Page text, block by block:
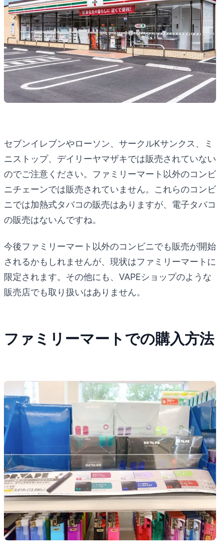
セブンイレブンやローソン、サークルKサンクス、ミ
ニストップ、デイリーヤマザキでは販売されていない
のでご注意ください。ファミリーマート以外のコンビ
ニチェーンでは販売されていません。これらのコンビ
ニでは加熱式タバコの販売はありますが、電子タバコ
の販売はないんですね。
今後ファミリーマート以外のコンビニでも販売が開始
されるかもしれませんが、現状はファミリーマートに
限定されます。その他にも、VAPEショップのような
販売店でも取り扱いはありません。
ファミリーマートでの購入方法